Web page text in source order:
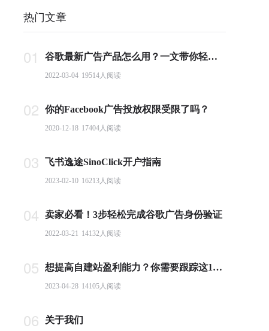
热门文章
01 谷歌最新广告产品怎么用？一文带你轻松掌握PMax投放要点
2022-03-04 19514人阅读
02 你的Facebook广告投放权限受限了吗？
2020-12-18 17404人阅读
03 飞书逸途SinoClick开户指南
2023-02-10 16213人阅读
04 卖家必看！3步轻松完成谷歌广告身份验证
2022-03-21 14132人阅读
05 想提高自建站盈利能力？你需要跟踪这10个基本电商指标
2023-04-28 14105人阅读
06 关于我们